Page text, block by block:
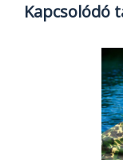
Kapcsolódó